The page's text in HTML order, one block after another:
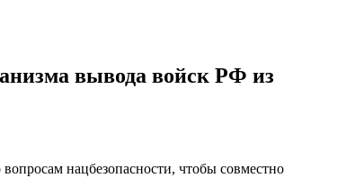
вывода войск РФ из
нацбезопасности, чтобы совместно